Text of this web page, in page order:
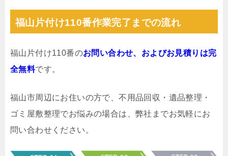
福山片付け110番作業完了までの流れ
福山片付け110番のお問い合わせ、およびお見積りは完
全無料です。
福山市周辺にお住いの方で、不用品回収・遺品整理・
ゴミ屋敷整理でお悩みの場合は、弊社までお気軽にお
問い合わせください。